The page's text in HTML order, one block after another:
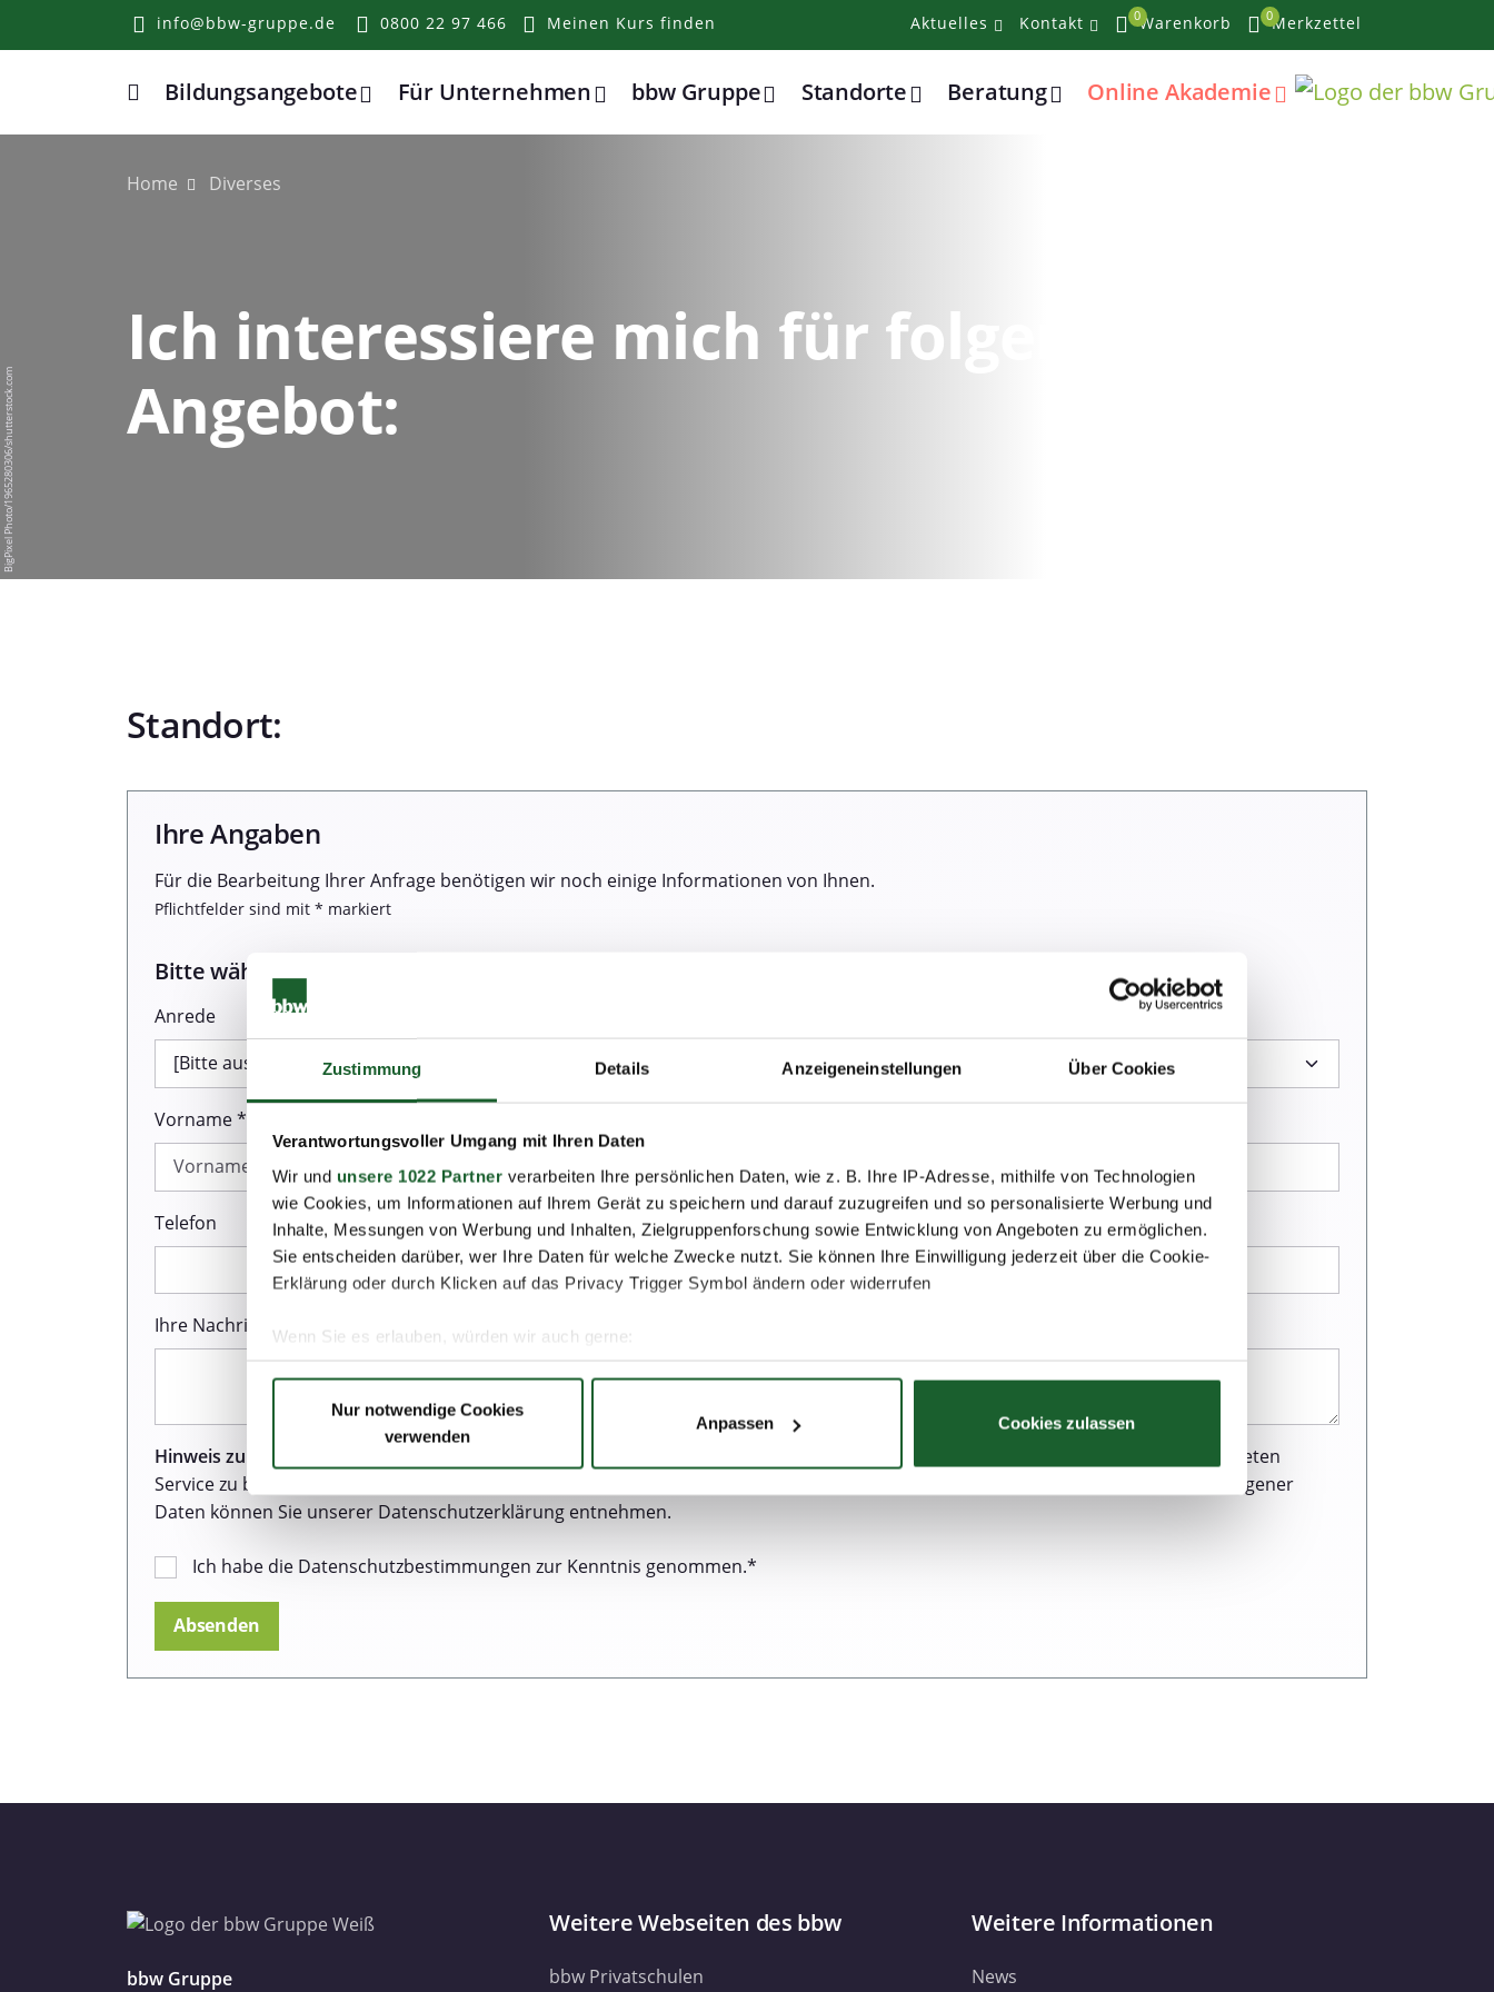
Zustimmung Details Anzeigeneinstellungen Über Cookies
Verantwortungsvoller Umgang mit Ihren Daten
Wir und unsere 1022 Partner verarbeiten Ihre persönlichen Daten, wie z. B. Ihre IP-Adresse, mithilfe von Technologien
wie Cookies, um Informationen auf Ihrem Gerät zu speichern und darauf zuzugreifen und so personalisierte Werbung und
Inhalte, Messungen von Werbung und Inhalten, Zielgruppenforschung sowie Entwicklung von Angeboten zu ermöglichen.
Sie entscheiden darüber, wer Ihre Daten für welche Zwecke nutzt. Sie können Ihre Einwilligung jederzeit über die Cookie-
Erklärung oder durch Klicken auf das Privacy Trigger Symbol ändern oder widerrufen
Wenn Sie es erlauben, würden wir auch gerne:
Informationen über Ihre geografische Lage erfassen, welche bis auf einige Meter genau sein können
Erfahren Sie mehr darüber, wie Ihre persönlichen Daten verarbeitet werden, und legen Sie Ihre Präferenzen imAbschnitt
Wir verwenden Cookies, um Inhalte und Anzeigen zu personalisieren, Funktionen für soziale Medien anbieten zu können
Website an unsere Partner für soziale Medien, Werbung und Analysen weiter. Unsere Partner führen diese Informationen
Nur notwendige Cookies
verwenden
Anpassen Cookies zulassen
info@bbw-gruppe.de 0800 22 97 466 Meinen Kurs finden Aktuelles Kontakt 0Warenkorb 0Merkzettel
Home
Bildungsangebote Für Unternehmen bbw Gruppe Standorte Beratung Online Akademie
Home Diverses
Ich interessiere mich für folgendes
Angebot:
BigPixel Photo/1965280306/shutterstock.com
Standort:
Ihre Angaben
Für die Bearbeitung Ihrer Anfrage benötigen wir noch einige Informationen von Ihnen.
Pflichtfelder sind mit * markiert
Bitte wählen Sie einen Termin:
Anrede
Vorname *
Telefon E-Mail *
Ihre Nachricht *
Hinweis zum Datenschutz:
Wir sind sehr darum bemüht, all unseren Kunden und Besuchern unserer Webseite einen ausgezeichneten
Service zu bieten. Dazu gehört auch der Schutz Ihrer Daten. Weitere Informationen zur Erhebung und Verarbeitung personenbezogener
Daten können Sie unserer Datenschutzerklärung entnehmen.
Ich habe die Datenschutzbestimmungen zur Kenntnis genommen.*
bbw Gruppe
Weitere Webseiten des bbw
bbw Privatschulen
Weitere Informationen
News